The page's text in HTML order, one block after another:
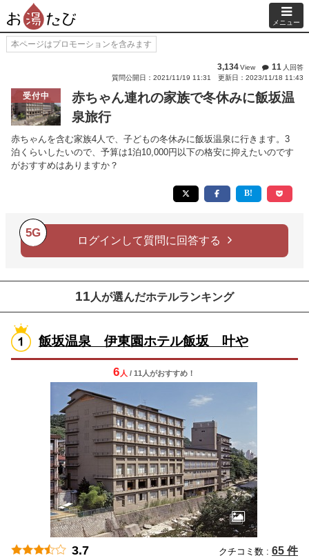
メニュー
本ページはプロモーションを含みます
3,134View 11 人回答
質問公開日：2021/11/19 11:31
更新日：2023/11/18 11:43
受付中
赤ちゃん連れの家族で冬休みに飯坂温
泉旅行
赤ちゃんを含む家族4人で、子どもの冬休みに飯坂温泉に行きます。3
泊くらいしたいので、予算は1泊10,000円以下の格安に抑えたいのです
がおすすめはありますか？
5G
ログインして質問に回答する
11 人が選んだホテルランキング
飯坂温泉 伊東園ホテル飯坂 叶や
6 人 / 11人がおすすめ！
3.7 クチコミ数 : 65 件